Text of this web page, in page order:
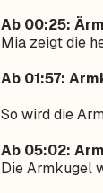
Ab 00:25:
Mia zeigt die
Ab 01:57:
So wird die
Ab 05:02:
Die Armkugel